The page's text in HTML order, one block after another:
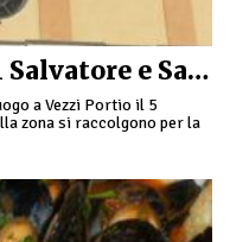
Festa patronale di San Salvatore e San Sepolcro a Vezzi Portio
a Vezzi Portio il 5
zona si raccolgono per la